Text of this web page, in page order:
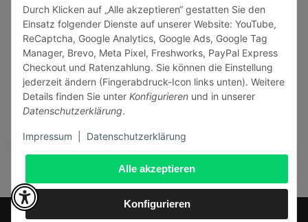
Alle akzeptieren
Konfigurieren
Durch Klicken auf „Alle akzeptieren“ gestatten Sie den
Einsatz folgender Dienste auf unserer Website: YouTube,
ReCaptcha, Google Analytics, Google Ads, Google Tag
Manager, Brevo, Meta Pixel, Freshworks, PayPal Express
Checkout und Ratenzahlung. Sie können die Einstellung
jederzeit ändern (Fingerabdruck-Icon links unten). Weitere
Details finden Sie unter Konfigurieren und in unserer
Datenschutzerklärung.
Impressum Datenschutzerklärung
Gesetzliche Informationen
Vertrag widerrufen
Sicher bezahlen via: